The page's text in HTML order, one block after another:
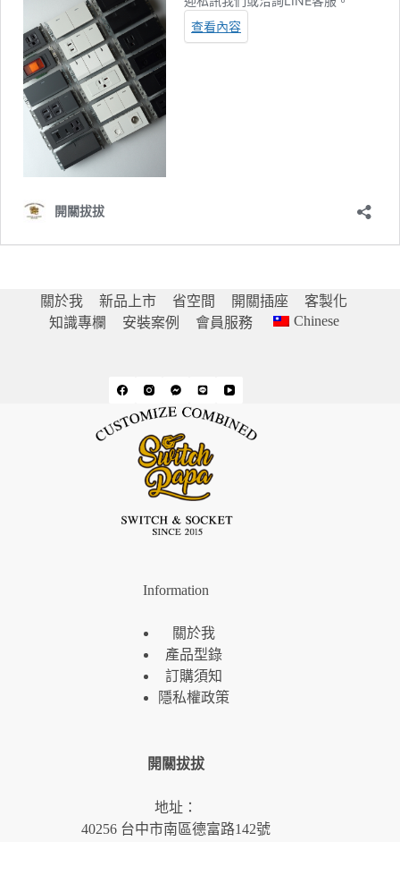
關於我 新品上市 省空間 開關插座
客製化
知識專欄
安裝案例 會員服務 Chinese
Information
關於我
產品型錄
訂購須知
隱私權政策
開關拔拔
地址：
40256 台中市南區德富路142號